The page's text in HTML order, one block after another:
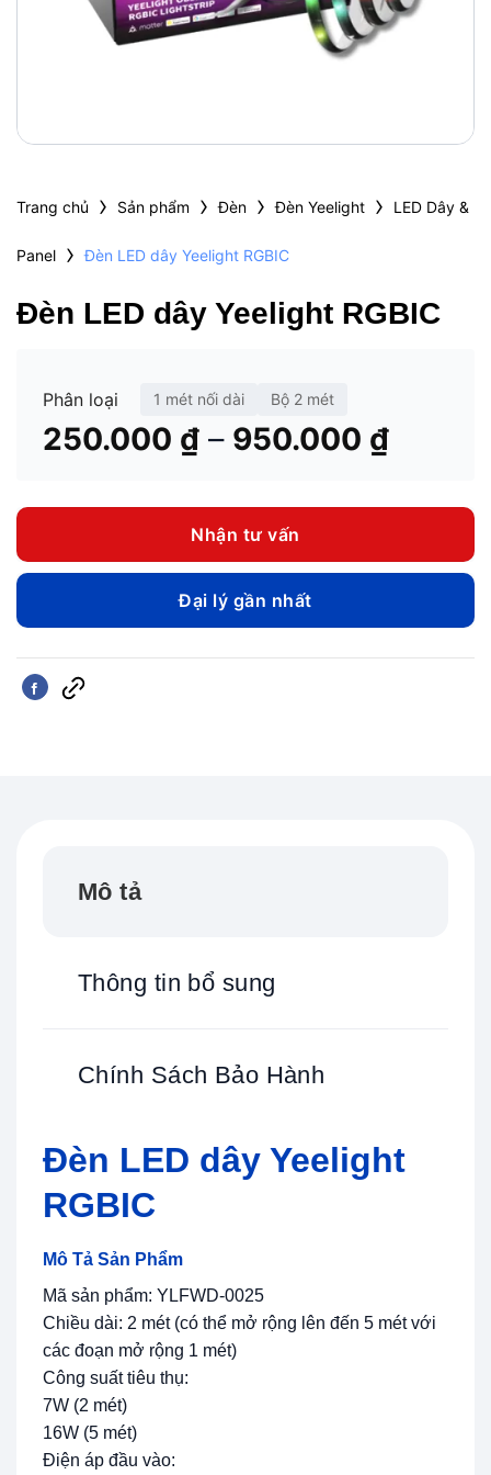
Trang chủ › Sản phẩm ›Đèn ›Đèn Yeelight › LED Dây &
Panel ›Đèn LED dây Yeelight RGBIC
Đèn LED dây Yeelight RGBIC
Phân loại 1 mét nối dài Bộ 2 mét
250.000 ₫ – 950.000 ₫
từ
đến
Nhận tư vấn
Đại lý gần nhất
Mô tả
Thông tin bổ sung
Chính Sách Bảo Hành
Đèn LED dây Yeelight
RGBIC
Mô Tả Sản Phẩm
Mã sản phẩm: YLFWD-0025
Chiều dài: 2 mét (có thể mở rộng lên đến 5 mét với
các đoạn mở rộng 1 mét)
Công suất tiêu thụ:
7W (2 mét)
16W (5 mét)
Điện áp đầu vào: